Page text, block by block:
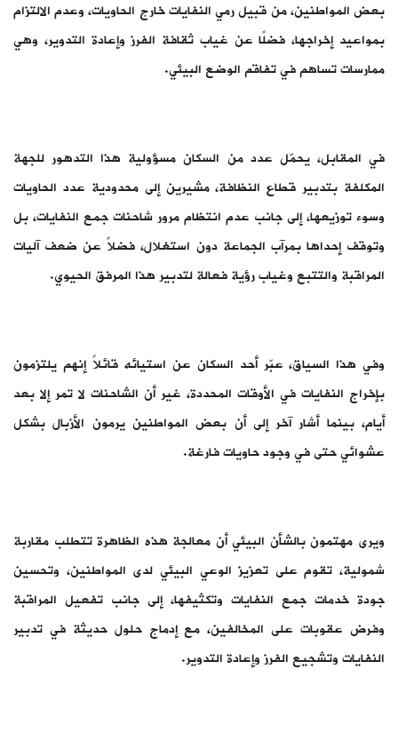
بعض المواطنين، من قبيل رمي النفايات خارج الحاويات، وعدم الالتزام
بمواعيد إخراجها، فضلًا عن غياب ثقافة الفرز وإعادة التدوير، وهي
ممارسات تساهم في تفاقم الوضع البيئي.
في المقابل، يحمّل عدد من السكان مسؤولية هذا التدهور للجهة
المكلفة بتدبير قطاع النظافة، مشيرين إلى محدودية عدد الحاويات
وسوء توزيعها، إلى جانب عدم انتظام مرور شاحنات جمع النفايات، بل
وتوقف إحداها بمرآب الجماعة دون استغلال، فضلاً عن ضعف آليات
المراقبة والتتبع وغياب رؤية فعالة لتدبير هذا المرفق الحيوي.
وفي هذا السياق، عبّر أحد السكان عن استيائه قائلاً إنهم يلتزمون
بإخراج النفايات في الأوقات المحددة، غير أن الشاحنات لا تمر إلا بعد
أيام، بينما أشار آخر إلى أن بعض المواطنين يرمون الأزبال بشكل
عشوائي حتى في وجود حاويات فارغة.
ويرى مهتمون بالشأن البيئي أن معالجة هذه الظاهرة تتطلب مقاربة
شمولية، تقوم على تعزيز الوعي البيئي لدى المواطنين، وتحسين
جودة خدمات جمع النفايات وتكثيفها، إلى جانب تفعيل المراقبة
وفرض عقوبات على المخالفين، مع إدماج حلول حديثة في تدبير
النفايات وتشجيع الفرز وإعادة التدوير.